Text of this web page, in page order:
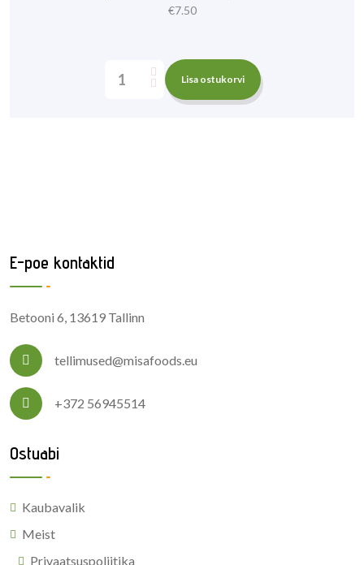
€7.50
Lisa ostukorvi
E-poe kontaktid
Betooni 6, 13619 Tallinn
tellimused@misafoods.eu
+372 56945514
Ostuabi
Kaubavalik
Meist
Privaatsuspoliitika